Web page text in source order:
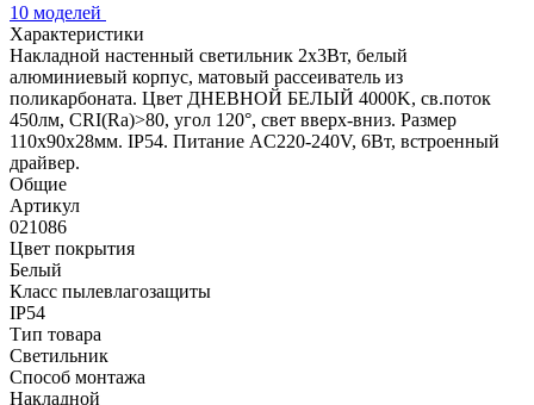
10 моделей
Характеристики
Накладной настенный светильник 2x3Вт, белый
алюминиевый корпус, матовый рассеиватель из
поликарбоната. Цвет ДНЕВНОЙ БЕЛЫЙ 4000K, св.поток
450лм, CRI(Ra)>80, угол 120°, свет вверх-вниз. Размер
110x90x28мм. IP54. Питание AC220-240V, 6Вт, встроенный
драйвер.
Общие
Артикул
021086
Цвет покрытия
Белый
Класс пылевлагозащиты
IP54
Тип товара
Светильник
Способ монтажа
Накладной